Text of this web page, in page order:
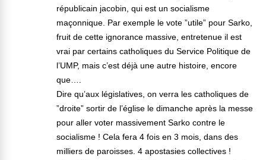
républicain jacobin, qui est un socialisme
maçonnique. Par exemple le vote ”utile” pour Sarko,
fruit de cette ignorance massive, entretenue il est
vrai par certains catholiques du Service Politique de
l’UMP, mais c’est déjà une autre histoire, encore
que….
Dire qu’aux législatives, on verra les catholiques de
”droite” sortir de l’église le dimanche après la messe
pour aller voter massivement Sarko contre le
socialisme ! Cela fera 4 fois en 3 mois, dans des
milliers de paroisses. 4 apostasies collectives !